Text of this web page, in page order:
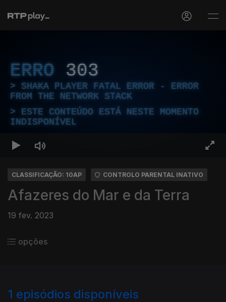
ERRO 303
SHAKA PLAYER FATAL ERROR - ERROR
FROM THE NETWORK STACK
ESTE CONTEÚDO ESTÁ NESTE MOMENTO
INDISPONÍVEL
CLASSIFICAÇÃO: 10AP CONTROLO PARENTAL INATIVO
Afazeres do Mar e da Terra
19 fev. 2023
opções
1 episódios disponíveis